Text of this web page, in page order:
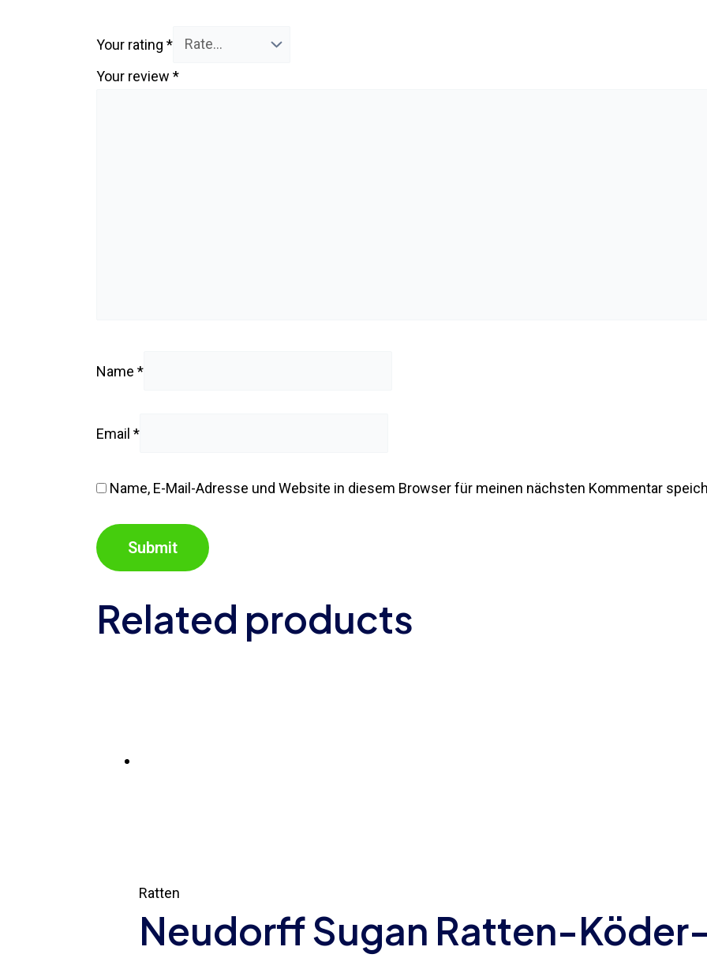
Your rating *
Your review *
Name *
Email *
Name, E-Mail-Adresse und Website in diesem Browser für meinen nächsten Kommentar
Related products
Ratten
Neudorff Sugan Ratten-